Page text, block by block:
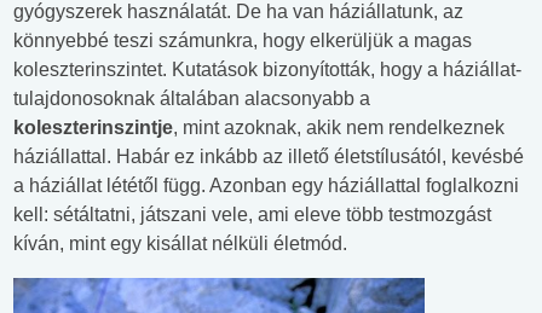
gyógyszerek használatát. De ha van háziállatunk, az
könnyebbé teszi számunkra, hogy elkerüljük a magas
koleszterinszintet. Kutatások bizonyították, hogy a háziállat-
tulajdonosoknak általában alacsonyabb a
koleszterinszintje, mint azoknak, akik nem rendelkeznek
háziállattal. Habár ez inkább az illető életstílusától, kevésbé
a háziállat lététől függ. Azonban egy háziállattal foglalkozni
kell: sétáltatni, játszani vele, ami eleve több testmozgást
kíván, mint egy kisállat nélküli életmód.